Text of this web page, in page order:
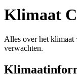
Klimaat
Alles over het klimaat
verwachten.